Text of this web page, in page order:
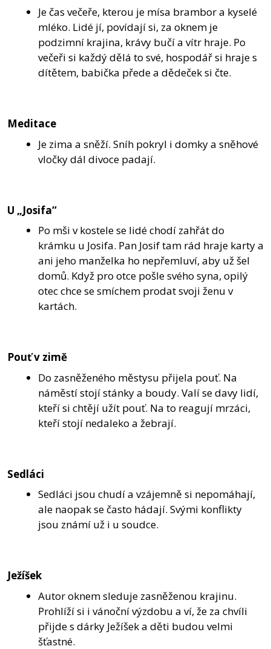
Je čas večeře, kterou je mísa brambor a kyselé
mléko. Lidé jí, povídají si, za oknem je
podzimní krajina, krávy bučí a vítr hraje. Po
večeři si každý dělá to své, hospodář si hraje s
dítětem, babička přede a dědeček si čte.
Meditace
Je zima a sněží. Sníh pokryl i domky a sněhové
vločky dál divoce padají.
U „Josifa“
Po mši v kostele se lidé chodí zahřát do
krámku u Josifa. Pan Josif tam rád hraje karty a
ani jeho manželka ho nepřemluví, aby už šel
domů. Když pro otce pošle svého syna, opilý
otec chce se smíchem prodat svoji ženu v
kartách.
Pouť v zimě
Do zasněženého městysu přijela pouť. Na
náměstí stojí stánky a boudy. Valí se davy lidí,
kteří si chtějí užít pouť. Na to reagují mrzáci,
kteří stojí nedaleko a žebrají.
Sedláci
Sedláci jsou chudí a vzájemně si nepomáhají,
ale naopak se často hádají. Svými konflikty
jsou známí už i u soudce.
Ježíšek
Autor oknem sleduje zasněženou krajinu.
Prohlíží si i vánoční výzdobu a ví, že za chvíli
přijde s dárky Ježíšek a děti budou velmi
šťastné.